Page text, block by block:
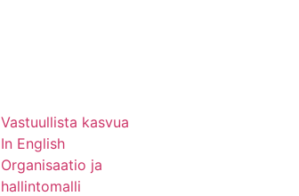
Vastuullista kasvua
In English
Organisaatio ja
hallintomalli